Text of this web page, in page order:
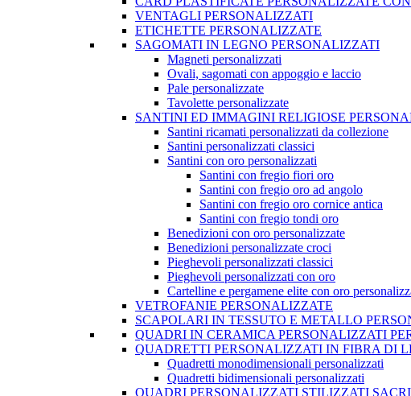
VENTAGLI PERSONALIZZATI
ETICHETTE PERSONALIZZATE
SAGOMATI IN LEGNO PERSONALIZZATI
Magneti personalizzati
Ovali, sagomati con appoggio e laccio
Pale personalizzate
Tavolette personalizzate
SANTINI ED IMMAGINI RELIGIOSE
Santini ricamati personalizzati da collezione
Santini personalizzati classici
Santini con oro personalizzati
Santini con fregio fiori oro
Santini con fregio oro ad angolo
Santini con fregio oro cornice antica
Santini con fregio tondi oro
Benedizioni con oro personalizzate
Benedizioni personalizzate croci
Pieghevoli personalizzati classici
Pieghevoli personalizzati con oro
Cartelline e pergamene elite con oro
VETROFANIE PERSONALIZZATE
SCAPOLARI IN TESSUTO E METALLO
QUADRI IN CERAMICA PERSONALIZZATI
QUADRETTI PERSONALIZZATI IN FIBRA DI
Quadretti monodimensionali personalizzati
Quadretti bidimensionali personalizzati
QUADRI PERSONALIZZATI STILIZZATI